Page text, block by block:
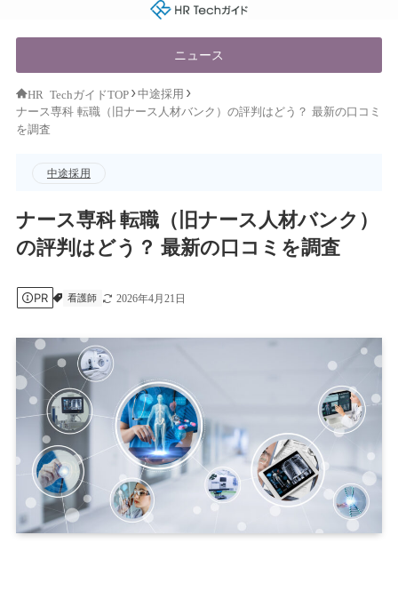
HR Techガイド
ニュース
HR TechガイドTOP
中途採用
ナース専科 転職（旧ナース人材バンク）の評判はどう？ 最新の口コミ
を調査
中途採用
ナース専科 転職（旧ナース人材バンク）
の評判はどう？ 最新の口コミを調査
PR 看護師 2026年4月21日